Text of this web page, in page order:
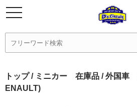
トップ/ ミニカー 在庫品 /外国車
ENAULT)